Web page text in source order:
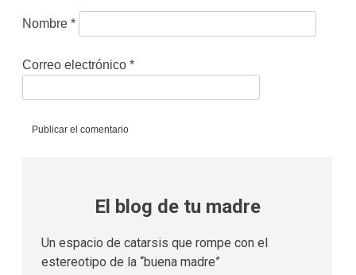
Nombre *
Correo electrónico *
El blog de tu madre
Un espacio de catarsis que rompe con el
estereotipo de la “buena madre”